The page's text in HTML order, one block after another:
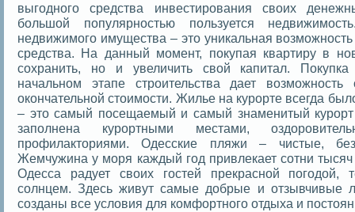
выгодного средства инвестирования своих
большой популярностью пользуется
недвижимого имущества – это уникальная
средства. На данный момент, покупая квартиру в
сохранить, но и увеличить свой капитал.
начальном этапе строительства дает
окончательной стоимости. Жилье на курорте всегда
– это самый посещаемый и самый знаменитый
заполнена курортными местами,
профилакториями. Одесские пляжи – чистые,
Жемчужина у моря каждый год привлекает сотни тысяч
Одесса радует своих гостей прекрасной
солнцем. Здесь живут самые добрые и
созданы все условия для комфортного отдыха и